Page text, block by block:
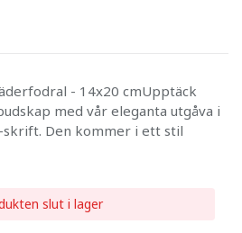
- 14x20 cmUpptäck
med vår eleganta utgåva i
skrift. Den kommer i ett stil
slut i lager